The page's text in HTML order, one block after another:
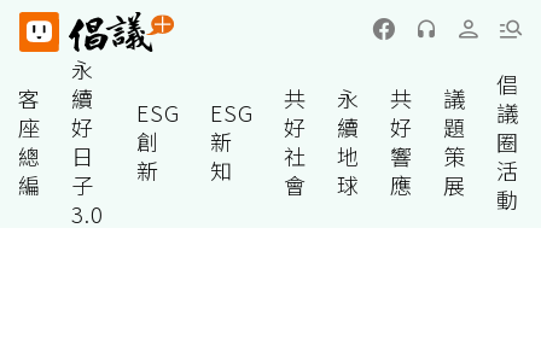
客
座
總
編
永
續
好
日
子
3.0
ESG
創
新
ESG
新
知
共
好
社
會
永
續
地
球
共
好
響
應
議
題
策
展
倡
議
圈
活
動